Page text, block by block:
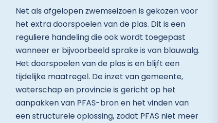
Net als afgelopen zwemseizoen is gekozen voor
het extra doorspoelen van de plas. Dit is een
reguliere handeling die ook wordt toegepast
wanneer er bijvoorbeeld sprake is van blauwalg.
Het doorspoelen van de plas is en blijft een
tijdelijke maatregel. De inzet van gemeente,
waterschap en provincie is gericht op het
aanpakken van PFAS-bron en het vinden van
een structurele oplossing, zodat PFAS niet meer